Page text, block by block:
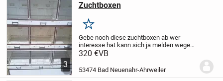
3
Zuchtboxen
Merken
Gebe noch diese zuchtboxen ab wer
interesse hat kann sich ja melden wegen
zuchtaufgabe denn könnt ihr euch gerne
320 €VB
53474 Bad Neuenahr-Ahrweiler